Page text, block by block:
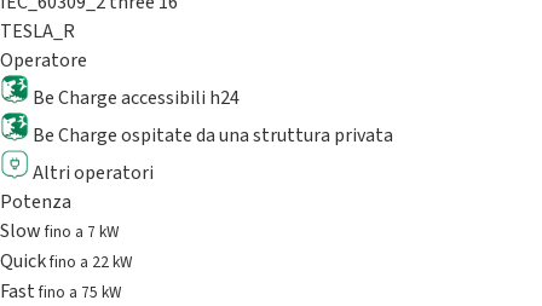
TESLA_R
Operatore
Be Charge accessibili h24
Be Charge ospitate da una struttura privata
Altri operatori
Potenza
Slowfino a 7 kW
Quickfino a 22 kW
Fastfino a 75 kW